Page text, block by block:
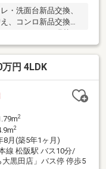
・洗面台新品交換、
、コンロ新品交換、
円 4LDK
2
2
8月(築5年1ヶ月)
線 松阪駅 バス10分/
大黒田店」バス停 停歩5